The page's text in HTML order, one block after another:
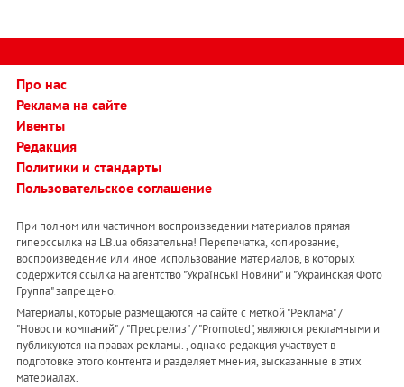
Про нас
Реклама на сайте
Ивенты
Редакция
Политики и стандарты
Пользовательское соглашение
При полном или частичном воспроизведении материалов прямая
гиперссылка на LB.ua обязательна! Перепечатка, копирование,
воспроизведение или иное использование материалов, в которых
содержится ссылка на агентство "Українськi Новини" и "Украинская Фото
Группа" запрещено.
Материалы, которые размещаются на сайте с меткой "Реклама" /
"Новости компаний" / "Пресрелиз" / "Promoted", являются рекламными и
публикуются на правах рекламы. , однако редакция участвует в
подготовке этого контента и разделяет мнения, высказанные в этих
материалах.